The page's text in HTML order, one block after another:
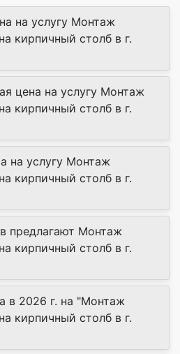
на услугу Монтаж
кирпичный столб в г.
цена на услугу Монтаж
кирпичный столб в г.
на услугу Монтаж
кирпичный столб в г.
предлагают Монтаж
кирпичный столб в г.
в 2026 г. на "Монтаж
кирпичный столб в г.